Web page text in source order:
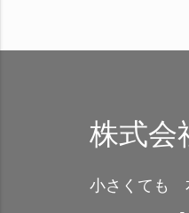
株式会
小さくても